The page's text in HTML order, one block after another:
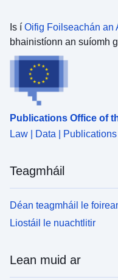
2024 an fhormáid
roinne, YY = sraithuimhir agus Z. * N =
bhí ann cheana in 2015
tíreolaíocht tosaíochta
fhéideartha QP 2015) * I = QP a bhí ann cheana in 2015
le comhrian an-chosúil
Is í Oifig Foilseachán an
bhainistíonn an suíomh
Publications Office of
Law | Data | Publications
Teagmháil
Déan teagmháil le
Liostáil le nuachtlitir
Lean muid ar